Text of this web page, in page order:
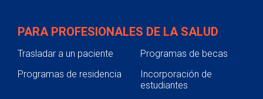
PARA PROFESIONALES DE LA SALUD
Trasladar a un paciente
Programas de becas
Programas de residencia
Incorporación de
estudiantes